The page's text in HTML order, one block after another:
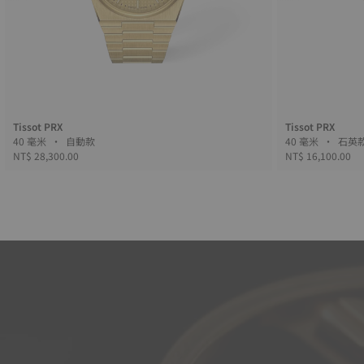
Tissot PRX
40 毫米 • 自動款
NT$ 28,300.00
Tissot PRX
40 毫米 • 石
NT$ 16,100.00